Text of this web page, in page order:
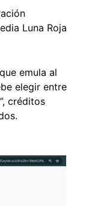
Luna Roja
que emula al
elegir entre
créditos